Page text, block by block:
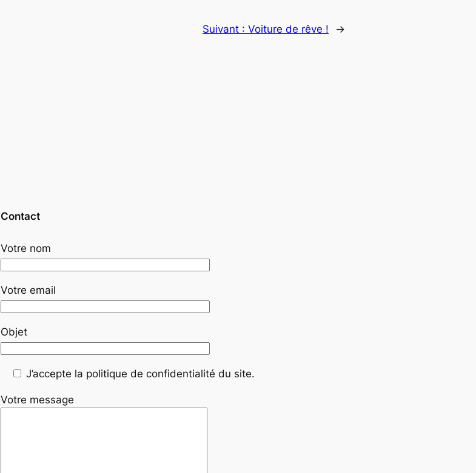
Suivant : Voiture de rêve ! →
Contact
Votre nom
Votre email
Objet
J’accepte la politique de confidentialité du site.
Votre message